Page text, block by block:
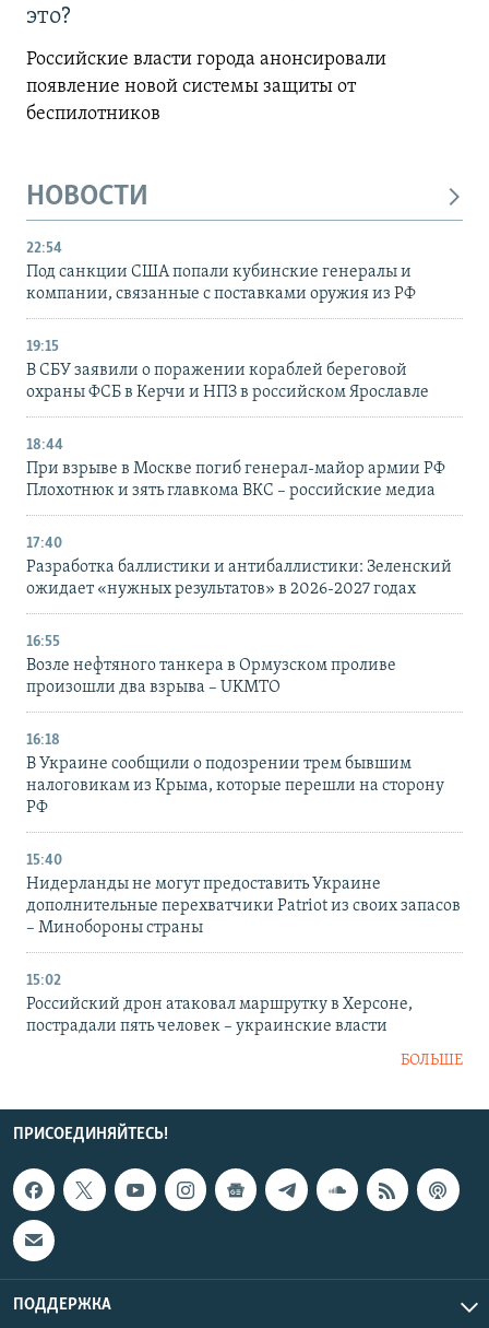
это?
Российские власти города анонсировали
появление новой системы защиты от
беспилотников
НОВОСТИ
22:54
Под санкции США попали кубинские генералы и
компании, связанные с поставками оружия из РФ
19:15
В СБУ заявили о поражении кораблей береговой
охраны ФСБ в Керчи и НПЗ в российском Ярославле
18:44
При взрыве в Москве погиб генерал-майор армии РФ
Плохотнюк и зять главкома ВКС – российские медиа
17:40
Разработка баллистики и антибаллистики: Зеленский
ожидает «нужных результатов» в 2026-2027 годах
16:55
Возле нефтяного танкера в Ормузском проливе
произошли два взрыва – UKMTO
16:18
В Украине сообщили о подозрении трем бывшим
налоговикам из Крыма, которые перешли на сторону
РФ
15:40
Нидерланды не могут предоставить Украине
дополнительные перехватчики Patriot из своих запасов
– Минобороны страны
15:02
Российский дрон атаковал маршрутку в Херсоне,
пострадали пять человек – украинские власти
БОЛЬШЕ
ПРИСОЕДИНЯЙТЕСЬ!
ПОДДЕРЖКА